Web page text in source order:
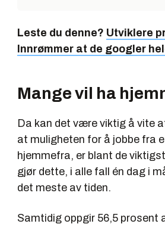
Leste du denne? Utviklere
Innrømmer at de googler
Mange vil ha
Da kan det være viktig å vite
at muligheten for å jobbe fra
hjemmefra, er blant de
gjør dette, i alle fall én dag i
det meste av tiden.
Samtidig oppgir 56,5 prosent